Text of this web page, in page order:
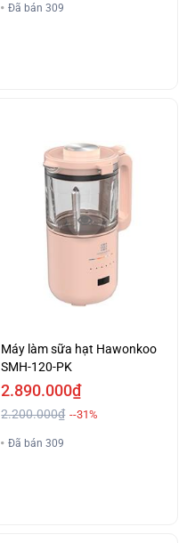
Đã bán 309
Máy làm sữa hạt Hawonkoo
SMH-120-PK
2.890.000₫
2.200.000₫ --31%
Đã bán 309